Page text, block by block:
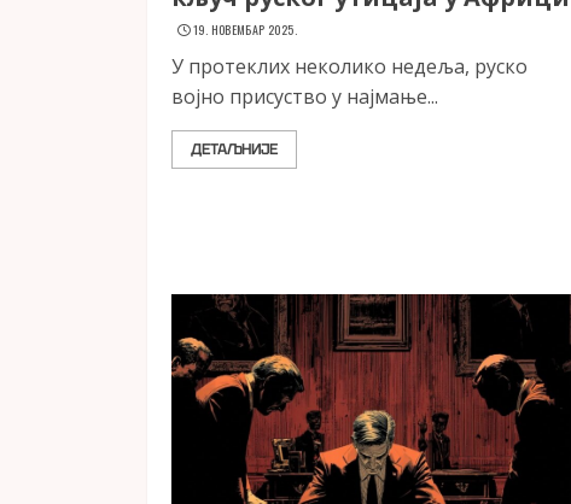
19. НОВЕМБАР 2025.
У протеклих неколико недеља, руско
војно присуство у најмање...
ДЕТАЉНИЈЕ